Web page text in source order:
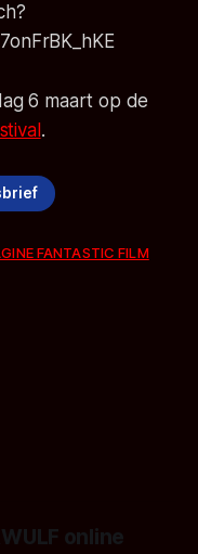
6 maart op de
.
FANTASTIC FILM
online